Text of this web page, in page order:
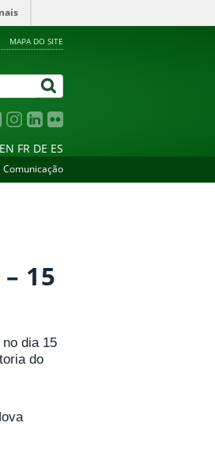
MAPA DO SITE
EN FR DE ES
Comunicação
15
dia 15
do